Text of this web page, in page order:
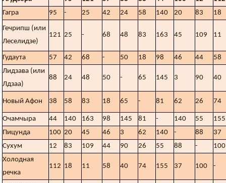
Гагра
95 - 25 42 24 58 140 20 83 18
Гечрипш (или
Леселидзе)
121 25 - 68 48 83 163 45 109 11
Гудаута 57 42 68 - 50 18 98 46 44
58
Лидзава (или
Лдзаа)
88 24 48 50 - 65 145 3 90 40
Новый Афон 38 58 83 18 65 - 81 62 26 74
Очамчыра 44 140 163 98 145 81 - 140 55
155
Пицунда
100 20 45 46 3 62 140 - 88
37
Сухум
12 83 109 44 90 26 55 88 -
100
Холодная
речка
112 18 11 58 40 74 155 37 100 -